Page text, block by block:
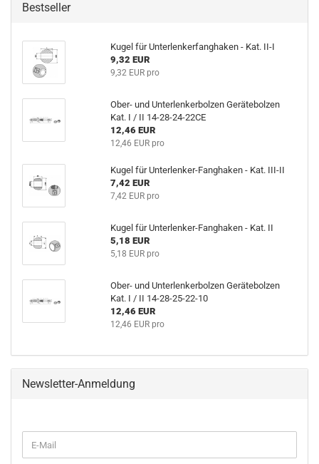
Bestseller
Kugel für Unterlenkerfanghaken - Kat. II-I
9,32 EUR
9,32 EUR pro
Ober- und Unterlenkerbolzen Gerätebolzen
Kat. I / II 14-28-24-22CE
12,46 EUR
12,46 EUR pro
Kugel für Unterlenker-Fanghaken - Kat. III-II
7,42 EUR
7,42 EUR pro
Kugel für Unterlenker-Fanghaken - Kat. II
5,18 EUR
5,18 EUR pro
Ober- und Unterlenkerbolzen Gerätebolzen
Kat. I / II 14-28-25-22-10
12,46 EUR
12,46 EUR pro
Newsletter-Anmeldung
ZUR
E-
Mail